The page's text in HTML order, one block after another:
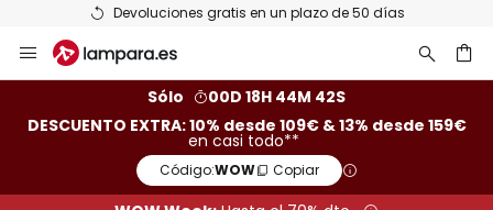
Devoluciones gratis en un plazo de 50 días
al
Sólo
00D 18H 44M 42S
DESCUENTO EXTRA: 10% desde 109€ & 13% desde 159€
en casi todo**
Código:WOW Copiar